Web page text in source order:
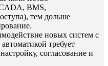
BMS,
тем дольше
новых систем с
требует
согласование и